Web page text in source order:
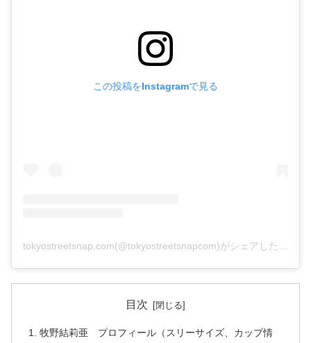
この投稿をInstagramで見る
目次
牧野結莉亜 プロフィール（スリーサイズ、カップ情